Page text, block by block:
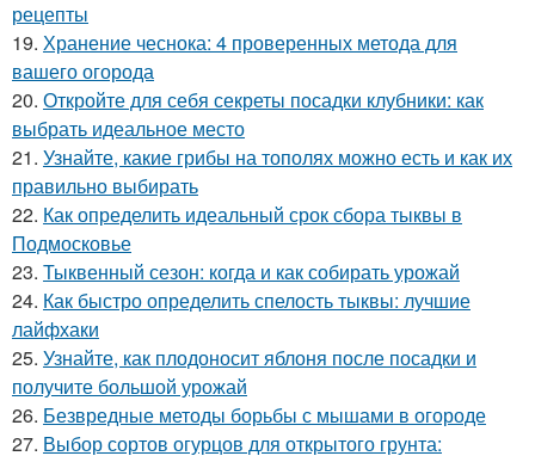
рецепты
19. Хранение чеснока: 4 проверенных метода для
вашего огорода
20. Откройте для себя секреты посадки клубники: как
выбрать идеальное место
21. Узнайте, какие грибы на тополях можно есть и как их
правильно выбирать
22. Как определить идеальный срок сбора тыквы в
Подмосковье
23. Тыквенный сезон: когда и как собирать урожай
24. Как быстро определить спелость тыквы: лучшие
лайфхаки
25. Узнайте, как плодоносит яблоня после посадки и
получите большой урожай
26. Безвредные методы борьбы с мышами в огороде
27. Выбор сортов огурцов для открытого грунта: